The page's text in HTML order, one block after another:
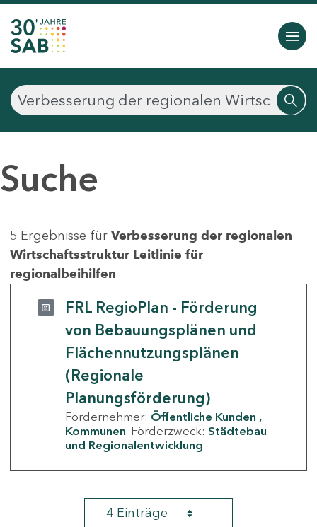
Suche
5 Ergebnisse für Verbesserung der regionalen
Wirtschaftsstruktur Leitlinie für
regionalbeihilfen
FRL RegioPlan - Förderung
von Bebauungsplänen und
Flächennutzungsplänen
(Regionale
Planungsförderung)
Fördernehmer: Öffentliche Kunden
Kommunen Förderzweck: Städtebau
und Regionalentwicklung
4 Einträge